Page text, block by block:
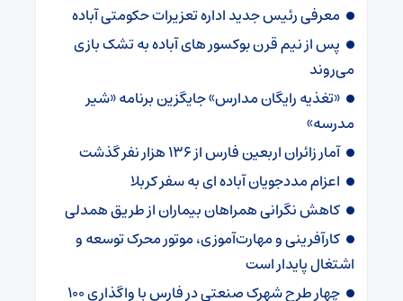
معرفی رئیس جدید اداره تعزیرات حکومتی آباده
پس از نیم قرن بوکسور های آباده به تشک بازی
می‌روند
«تغذیه رایگان مدارس» جایگزین برنامه «شیر
مدرسه»
آمار زائران اربعین فارس از ۱۳۶ هزار نفر گذشت
اعزام مددجویان آباده ای به سفر کربلا
کاهش نگرانی همراهان بیماران از طریق همدلی
کارآفرینی و مهارت‌آموزی، موتور محرک توسعه و
اشتغال پایدار است
چهار طرح شهرک صنعتی در فارس با واگذاری ۱۰۰